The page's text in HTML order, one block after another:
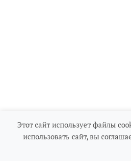
Этот сайт использует файлы
использовать сайт, вы